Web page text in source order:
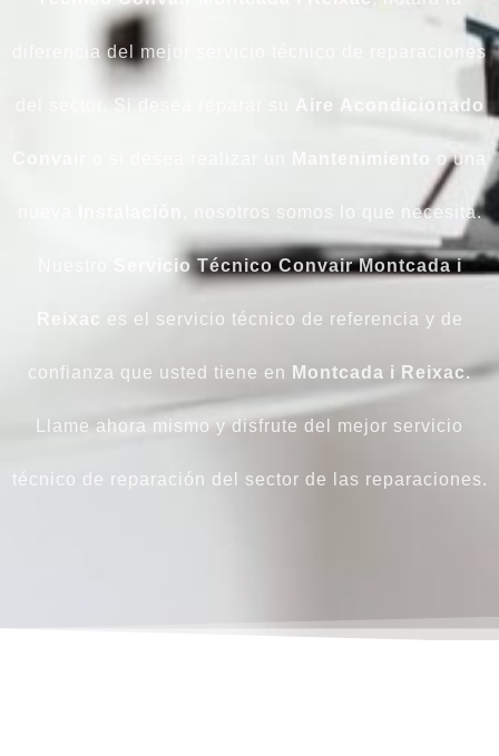
diferencia del mejor servicio técnico de reparaciones
del sector. Si desea reparar su Aire Acondicionado
o una
, nosotros somos lo que necesita.
Servicio Técnico Convair Montcada i
Reixac es el servicio técnico de referencia y de
confianza que usted tiene en Montcada i Reixac.
Llame ahora mismo y disfrute del mejor servicio
técnico de reparación del sector de las reparaciones.